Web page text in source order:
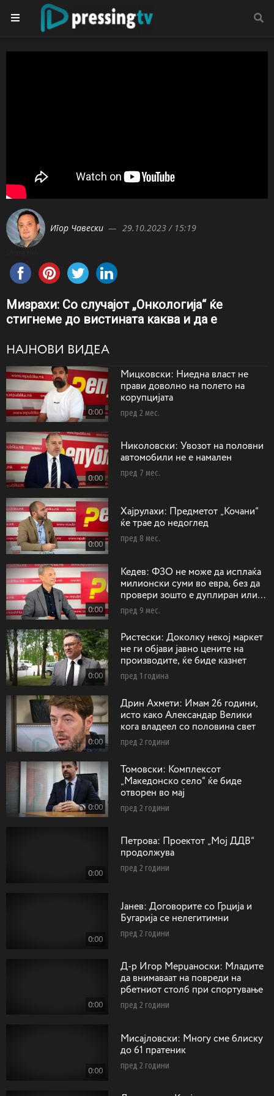
Игор Чавески 29.10.2023 / 15:19
Mизрахи: Со случајот „Онкологија“ ќе
стигнеме до вистината каква и да е
НАЈНОВИ ВИДЕА
0:00
Мицковски: Ниедна власт не
прави доволно на полето на
корупцијата
пред 2 мес.
0:00
Николовски: Увозот на половни
автомобили не е намален
пред 7 мес.
0:00
Хајрулахи: Предметот „Кочани“
ќе трае до недоглед
пред 8 мес.
0:00
Кедев: ФЗО не може да исплаќа
милионски суми во евра, без да
провери зошто е дуплиран или
триплиран бројот на операции на
срце
пред 9 мес.
0:00
Ристески: Доколку некој маркет
не ги објави јавно цените на
производите, ќе биде казнет
пред 1 година
0:00
Дрин Ахмети: Имам 26 години,
исто како Александар Велики
кога владеел со половина свет
пред 2 години
0:00
Toмовски: Koмплексот
„Македонско село“ ќе биде
отворен во мај
пред 2 години
0:00
Петрова: Проектот „Мој ДДВ“
продолжува
пред 2 години
0:00
Jaнев: Договорите со Грција и
Бугарија се нелегитимни
пред 2 години
0:00
Д-р Игор Мерџаноски: Mладите
да внимаваат на повреди на
рбетниот столб при спортување
пред 2 години
0:00
Мисајловски: Многу сме блиску
до 61 пратеник
пред 2 години